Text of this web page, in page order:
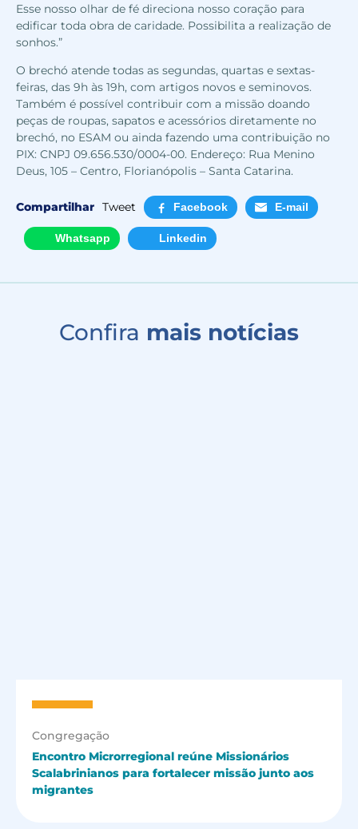
Esse nosso olhar de fé direciona nosso coração para
edificar toda obra de caridade. Possibilita a realização de
sonhos.”
O brechó atende todas as segundas, quartas e sextas-
feiras, das 9h às 19h, com artigos novos e seminovos.
Também é possível contribuir com a missão doando
peças de roupas, sapatos e acessórios diretamente no
brechó, no ESAM ou ainda fazendo uma contribuição no
PIX: CNPJ 09.656.530/0004-00. Endereço: Rua Menino
Deus, 105 – Centro, Florianópolis – Santa Catarina.
Compartilhar Tweet Facebook E-mail
Whatsapp Linkedin
Confira mais notícias
Congregação
Encontro Microrregional reúne Missionários
Scalabrinianos para fortalecer missão junto aos
migrantes